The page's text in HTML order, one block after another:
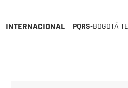
INTERNACIONAL PQRS-BOGOTÁ